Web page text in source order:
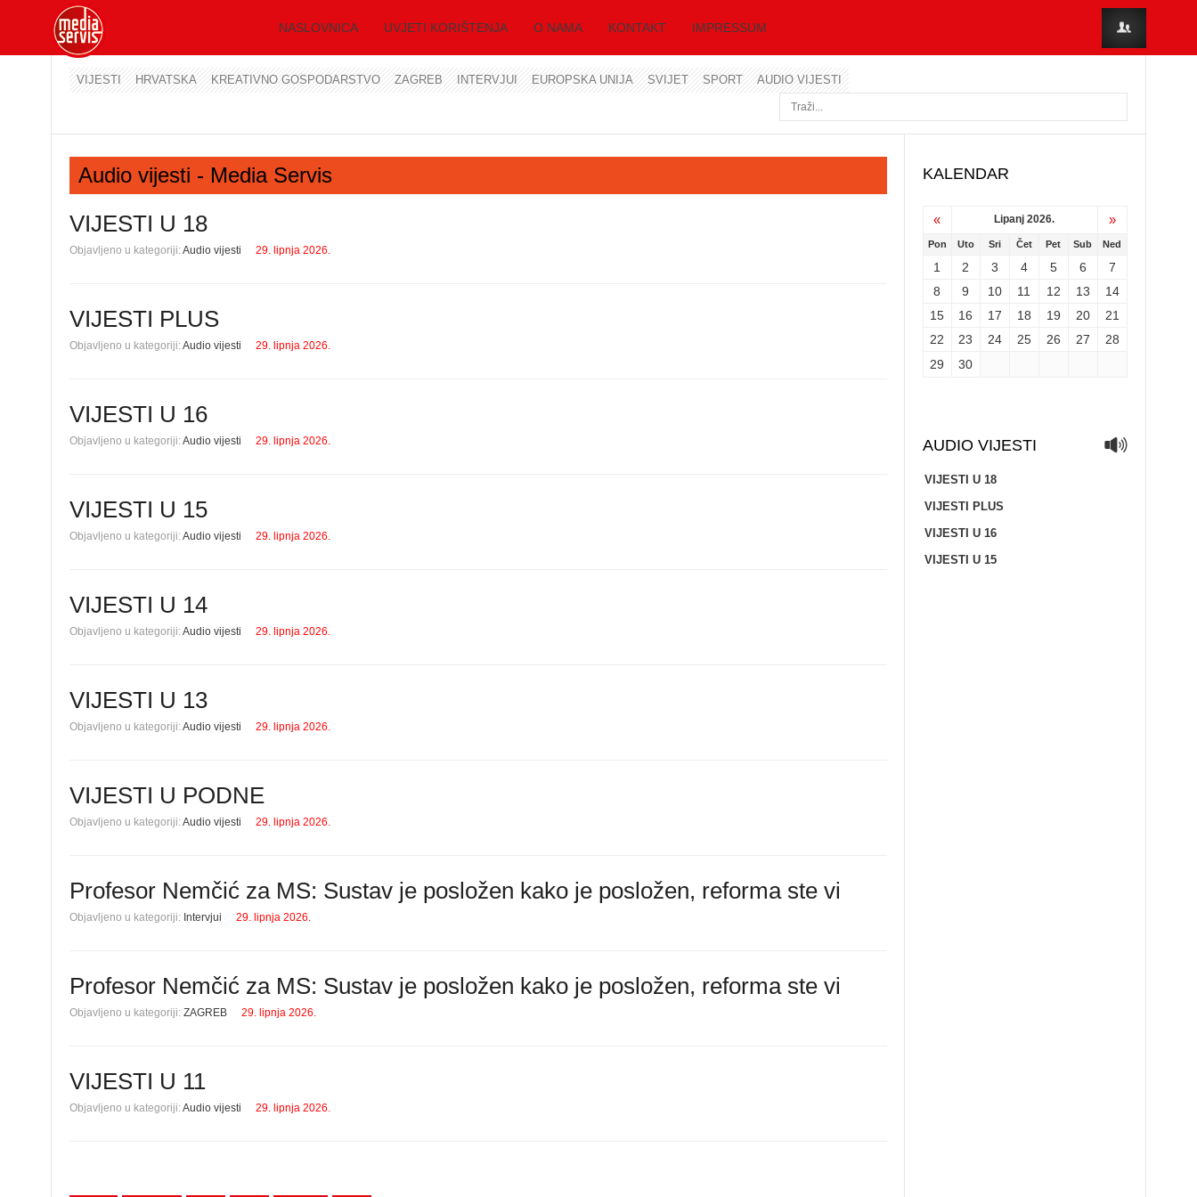
NASLOVNICA UVJETI KORIŠTENJA O NAMA KONTAKT IMPRESSUM
VIJESTI HRVATSKA KREATIVNO GOSPODARSTVO ZAGREB INTERVJUI EUROPSKA UNIJA SVIJET SPORT AUDIO VIJESTI
Audio vijesti - Media Servis
VIJESTI U 18
Objavljeno u kategoriji:Audio vijesti 29. lipnja 2026.
VIJESTI PLUS
Objavljeno u kategoriji:Audio vijesti 29. lipnja 2026.
VIJESTI U 16
Objavljeno u kategoriji:Audio vijesti 29. lipnja 2026.
VIJESTI U 15
Objavljeno u kategoriji:Audio vijesti 29. lipnja 2026.
VIJESTI U 14
Objavljeno u kategoriji:Audio vijesti 29. lipnja 2026.
VIJESTI U 13
Objavljeno u kategoriji:Audio vijesti 29. lipnja 2026.
VIJESTI U PODNE
Objavljeno u kategoriji:Audio vijesti 29. lipnja 2026.
Profesor Nemčić za MS: Sustav je posložen kako je posložen, reforma ste vi
Objavljeno u kategoriji: Intervjui 29. lipnja 2026.
Profesor Nemčić za MS: Sustav je posložen kako je posložen, reforma ste vi
Objavljeno u kategoriji: ZAGREB 29. lipnja 2026.
VIJESTI U 11
Objavljeno u kategoriji:Audio vijesti 29. lipnja 2026.
KALENDAR
« Lipanj 2026. »
Pon Uto Sri Čet Pet Sub Ned
1 2 3 4 5 6
7
8
9 10 11 12 13
14
15
16 17 18 19 20
21
22
23 24 25 26 27
28
29
30
AUDIO VIJESTI
VIJESTI U 18
VIJESTI PLUS
VIJESTI U 16
VIJESTI U 15